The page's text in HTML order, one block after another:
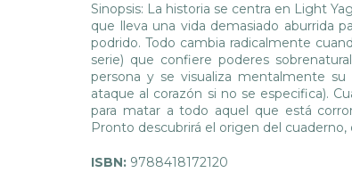
Sinopsis: La historia se centra en Light
que lleva una vida demasiado aburrida
podrido. Todo cambia radicalmente
serie) que confiere poderes
persona y se visualiza mentalmente
ataque al corazón si no se especifica).
para matar a todo aquel que está
Pronto descubrirá el origen del
ISBN: 9788418172120